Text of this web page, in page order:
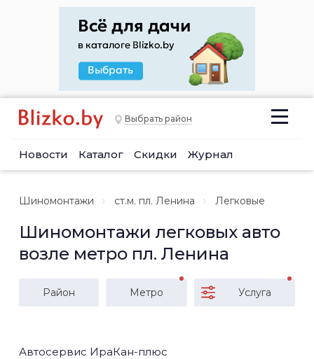
Выбрать район
Новости Каталог Скидки Журнал
Шиномонтажи ст.м. пл. Ленина Легковые
Шиномонтажи легковых авто
возле метро пл. Ленина
Район Метро Услуга
Автосервис ИраКан-плюс